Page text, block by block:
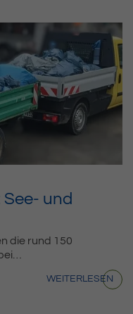
und
die rund 150
WEITERLESEN